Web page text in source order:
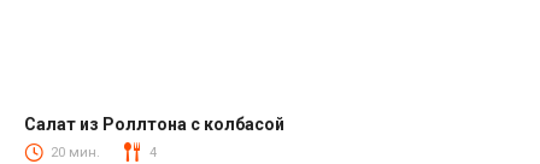
Салаты с колбасой
Салат из Роллтона с колбасой
20 мин. 4